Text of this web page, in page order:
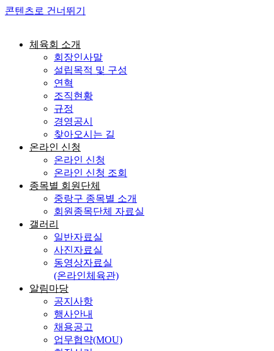
콘텐츠로 건너뛰기
체육회 소개
회장인사말
설립목적 및 구성
연혁
조직현황
규정
경영공시
찾아오시는 길
온라인 신청
온라인 신청
온라인 신청 조회
종목별 회원단체
중랑구 종목별 소개
회원종목단체 자료실
갤러리
일반자료실
사진자료실
동영상자료실
(온라인체육관)
알림마당
공지사항
행사안내
채용공고
업무협약(MOU)